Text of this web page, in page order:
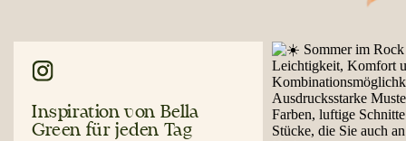
Inspiration von Bella
Green für jeden Tag